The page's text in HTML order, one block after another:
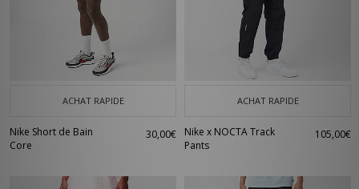
ACHAT RAPIDE
Nike Short de Bain
Core
30,00€
ACHAT RAPIDE
Nike x NOCTA Track
Pants
105,00€